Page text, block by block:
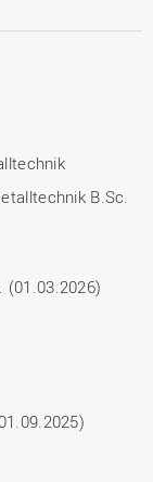
B.Sc.
(01.03.2026)